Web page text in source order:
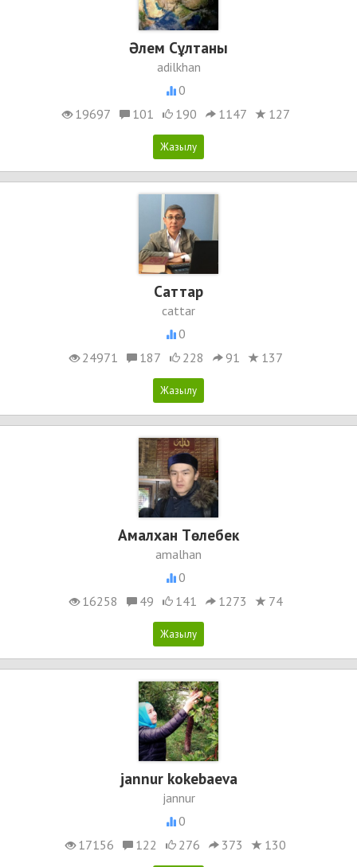
Әлем Сұлтаны
adilkhan
0
19697
101 190 1147 127
Cаттар
cattar
0
24971
187 228 91 137
Амалхан Төлебек
amalhan
0
16258
49 141 1273 74
jannur kokebaeva
jannur
0
17156
122 276 373 130